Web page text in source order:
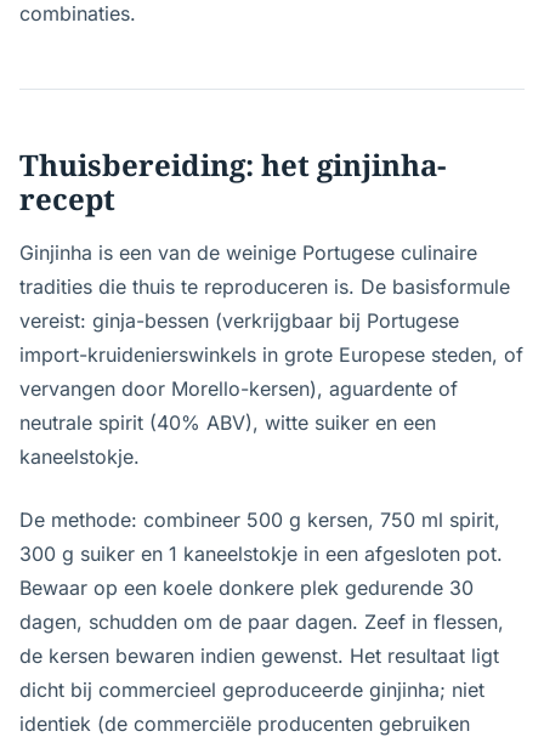
combinaties.
Thuisbereiding: het ginjinha-
recept
Ginjinha is een van de weinige Portugese culinaire
tradities die thuis te reproduceren is. De basisformule
vereist: ginja-bessen (verkrijgbaar bij Portugese
import-kruidenierswinkels in grote Europese steden, of
vervangen door Morello-kersen), aguardente of
neutrale spirit (40% ABV), witte suiker en een
kaneelstokje.
De methode: combineer 500 g kersen, 750 ml spirit,
300 g suiker en 1 kaneelstokje in een afgesloten pot.
Bewaar op een koele donkere plek gedurende 30
dagen, schudden om de paar dagen. Zeef in flessen,
de kersen bewaren indien gewenst. Het resultaat ligt
dicht bij commercieel geproduceerde ginjinha; niet
identiek (de commerciële producenten gebruiken